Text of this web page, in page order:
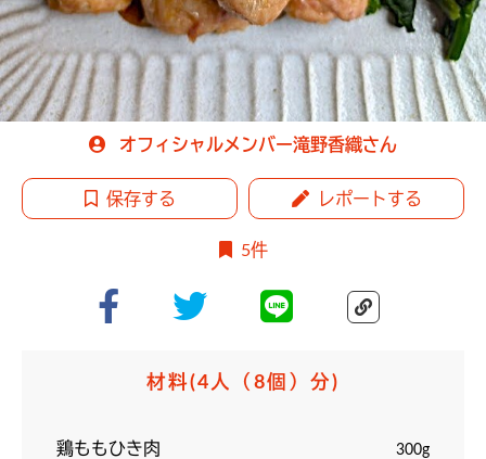
オフィシャルメンバー滝野香織さん
保存する レポートする
5件
材料(4人（8個）分)
鶏ももひき肉 300g